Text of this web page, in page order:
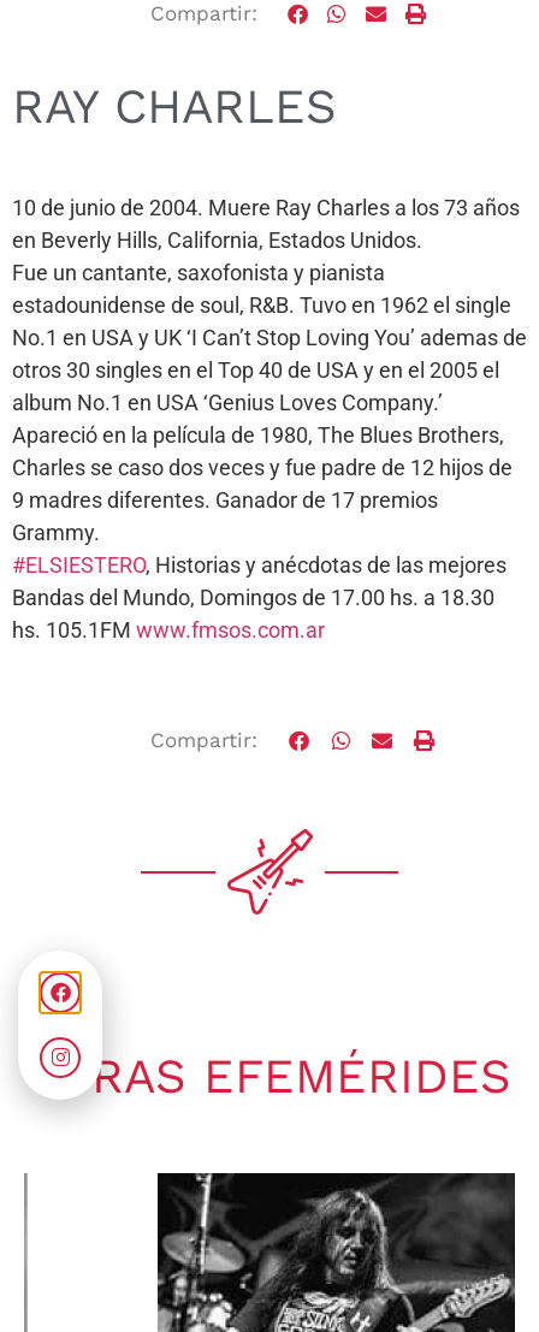
Compartir:
RAY CHARLES
10 de junio de 2004. Muere Ray Charles a los 73 años
en Beverly Hills, California, Estados Unidos.
Fue un cantante, saxofonista​ y pianista
estadounidense de soul, R&B. Tuvo en 1962 el single
No.1 en USA y UK ‘I Can’t Stop Loving You’ ademas de
otros 30 singles en el Top 40 de USA y en el 2005 el
album No.1 en USA ‘Genius Loves Company.’
Apareció en la película de 1980, The Blues Brothers,
Charles se caso dos veces y fue padre de 12 hijos de
9 madres diferentes. Ganador de 17 premios
Grammy.
#ELSIESTERO, Historias y anécdotas de las mejores
Bandas del Mundo, Domingos de 17.00 hs. a 18.30
hs. 105.1FM www.fmsos.com.ar
Compartir:
OTRAS EFEMÉRIDES